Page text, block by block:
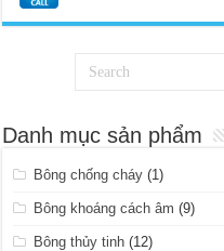
Danh mục sản phẩm
Bông chống cháy (1)
Bông khoáng cách âm (9)
Bông thủy tinh (12)